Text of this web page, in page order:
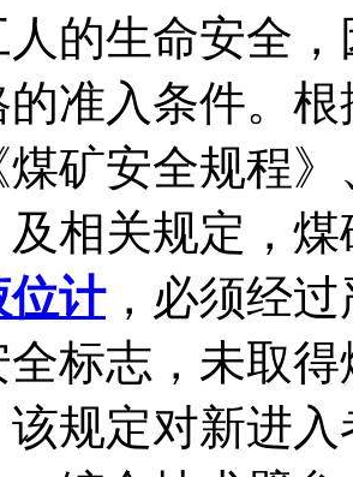
的生命安全
准入条件。
矿安全规程
相关规定，
位计，必须经
全标志，未取
规定对新进